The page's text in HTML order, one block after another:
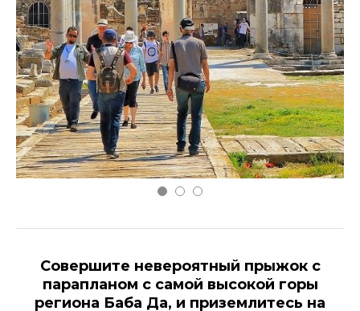
Совершите невероятный прыжок с
парапланом с самой высокой горы
региона Баба Да, и приземлитесь на